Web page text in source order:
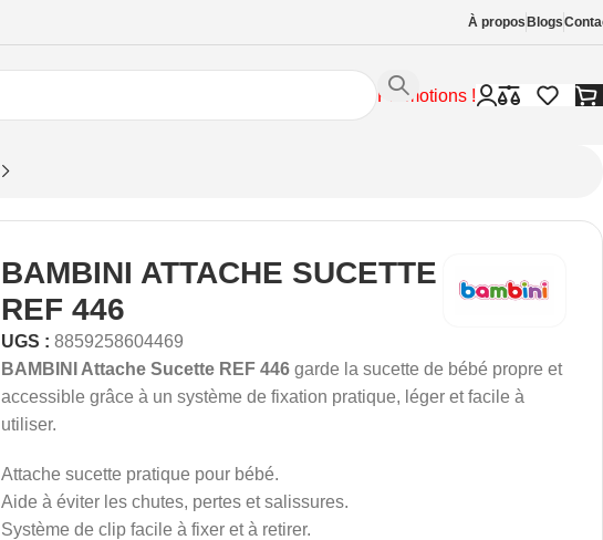
À propos Blogs
Promotions !
BAMBINI ATTACHE SUCETTE
REF 446
UGS :8859258604469
BAMBINI Attache Sucette REF 446 garde la sucette de bébé propre et
accessible grâce à un système de fixation pratique, léger et facile à
utiliser.
Attache sucette pratique pour bébé.
Aide à éviter les chutes, pertes et salissures.
Système de clip facile à fixer et à retirer.